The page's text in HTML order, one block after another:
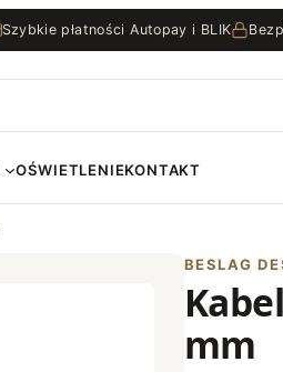
Szybkie płatności Autopay i BLIK
OŚWIETLENIEKONTAKT
BESLAG
mm